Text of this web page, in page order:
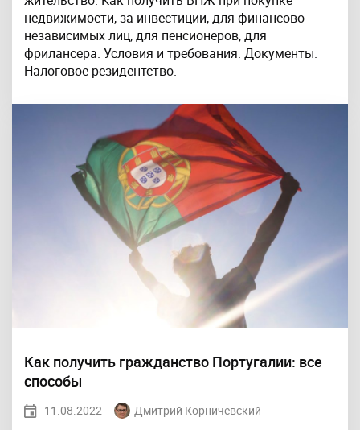
недвижимости, за инвестиции, для финансово
независимых лиц, для пенсионеров, для
фрилансера. Условия и требования. Документы.
Налоговое резидентство.
Как получить гражданство Португалии: все
способы
11.08.2022 Дмитрий Корничевский